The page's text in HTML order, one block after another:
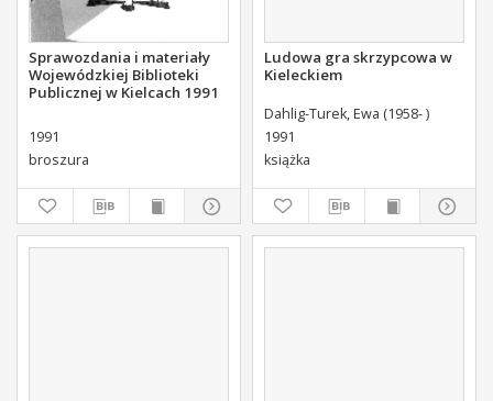
Sprawozdania i materiały
Wojewódzkiej Biblioteki
Publicznej w Kielcach 1991
1991
broszura
Ludowa gra skrzypcowa w
Kieleckiem
Dahlig-Turek, Ewa (1958- )
1991
książka